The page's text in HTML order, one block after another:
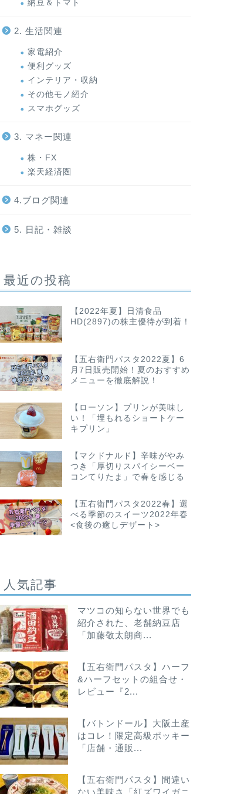
納豆＆トマト
2. 生活関連
家電紹介
便利グッズ
インテリア・収納
その他モノ紹介
スマホグッズ
3. マネー関連
株・FX
楽天経済圏
4.ブログ関連
5. 日記・雑談
最近の投稿
【2022年夏】日清食品
HD(2897)の株主優待が到着！
【五右衛門パスタ2022夏】6
月7日販売開始！夏のおすすめ
メニューを徹底解説！
【ローソン】プリンが美味し
い！「埋もれるショートケー
キプリン」
【マクドナルド】辛味がやみ
つき「厚切りスパイシーベー
コンてりたま」で春を感じる
【五右衛門パスタ2022春】選
べる季節のスイーツ2022年春
<食後の癒しデザート>
人気記事
マツコの知らない世界でも
紹介された、老舗納豆店
「加藤敬太朗商...
【五右衛門パスタ】ハーフ
&ハーフセットの組合せ・
レビュー『2...
【バトンドール】大阪土産
はコレ！限定高級ポッキー
「店舗・通販...
【五右衛門パスタ】間違い
ない美味さ「紅ズワイガニ